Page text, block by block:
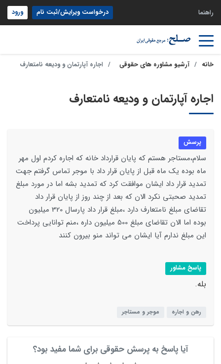
راهنما درخواست ویرایش/ثبت نام ورود
خانه آرشیو مشاوره های حقوقی اجاره آپارتمان و ودیعه نامتعارف
اجاره آپارتمان و ودیعه نامتعارف
پرسش
سلام،مستاجر هستم که پایان قرارداد خانه که اجاره کردم اول مهر
ماه بوده یک ماه قبل از پایان قرار داد با موجر تماس گرفتم جهت
تمدید قرار داد ایشان موافقت کرد که تمدید بشه اما در مورد مبلغ
تمدید صحبتی نکرد الان که بعد از چند روز از پایان قرار داد
تقاضای مبلغ نامتعارف دارد ،مبلغ قرار داد پارسال 320 میلیون
بوده اما الان تقاضای مبلغ 500 میلیون داره ،منم توانایی پرداخت
این مبلغ ندارم آیا ایشان می تواند منو بیرون کنند
پاسخ مشاور
بله.
رهن و اجاره موجر و مستاجر
آیا پاسخ به پرسش حقوقی برای شما مفید بود؟